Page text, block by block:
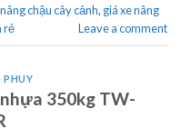
chậu cây cảnh, giá xe nâng
rẻ Leave a comment
PHUY
350kg TW-